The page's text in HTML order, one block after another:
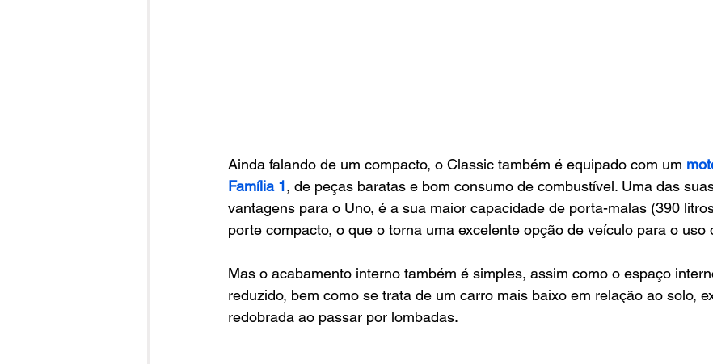
Ainda falando de um compacto, o Classic também é equipado com um
Família 1, de peças baratas e bom consumo de combustível. Uma das
vantagens para o Uno, é a sua maior capacidade de porta-malas (390
porte compacto, o que o torna uma excelente opção de veículo para o uso
Mas o acabamento interno também é simples, assim como o espaço
reduzido, bem como se trata de um carro mais baixo em relação ao solo,
redobrada ao passar por lombadas.